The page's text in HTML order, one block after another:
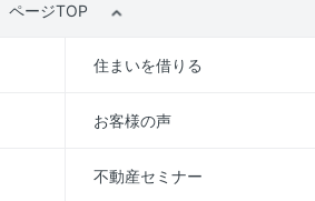
ページTOP
住まいを借りる
お客様の声
不動産セミナー